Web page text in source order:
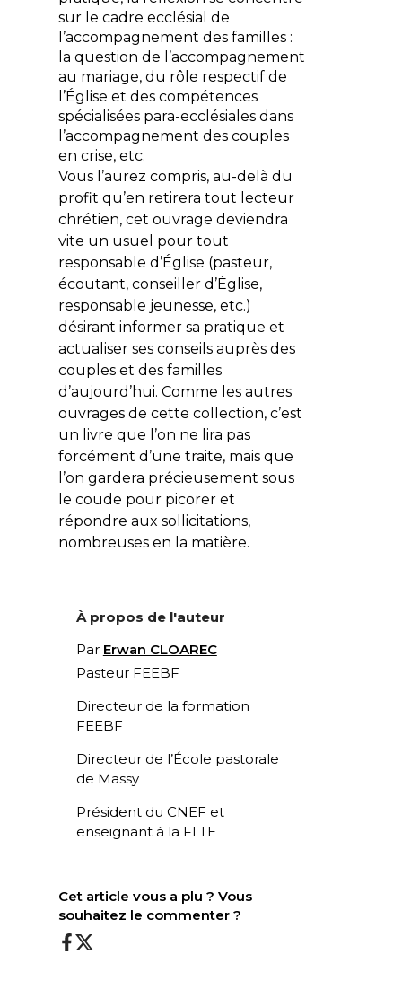
sur le cadre ecclésial de
l’accompagnement des familles :
la question de l’accompagnement
au mariage, du rôle respectif de
l’Église et des compétences
spécialisées para-ecclésiales dans
l’accompagnement des couples
en crise, etc.
Vous l’aurez compris, au-delà du
profit qu’en retirera tout lecteur
chrétien, cet ouvrage deviendra
vite un usuel pour tout
responsable d’Église (pasteur,
écoutant, conseiller d’Église,
responsable jeunesse, etc.)
désirant informer sa pratique et
actualiser ses conseils auprès des
couples et des familles
d’aujourd’hui. Comme les autres
ouvrages de cette collection, c’est
un livre que l’on ne lira pas
forcément d’une traite, mais que
l’on gardera précieusement sous
le coude pour picorer et
répondre aux sollicitations,
nombreuses en la matière.
À propos de l'auteur
Par Erwan CLOAREC
Pasteur FEEBF
Directeur de la formation
FEEBF
Directeur de l’École pastorale
de Massy
Président du CNEF et
enseignant à la FLTE
Cet article vous a plu ? Vous
souhaitez le commenter ?